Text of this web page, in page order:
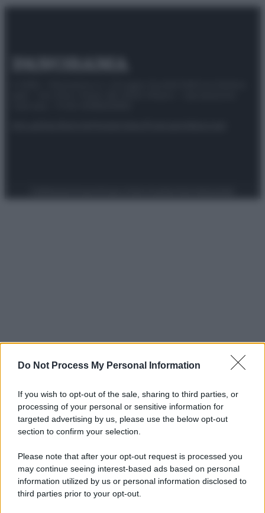
Do Not Process My Personal Information
If you wish to opt-out of the sale, sharing to third parties, or
processing of your personal or sensitive information for
targeted advertising by us, please use the below opt-out
section to confirm your selection.
Please note that after your opt-out request is processed you
may continue seeing interest-based ads based on personal
information utilized by us or personal information disclosed to
third parties prior to your opt-out.